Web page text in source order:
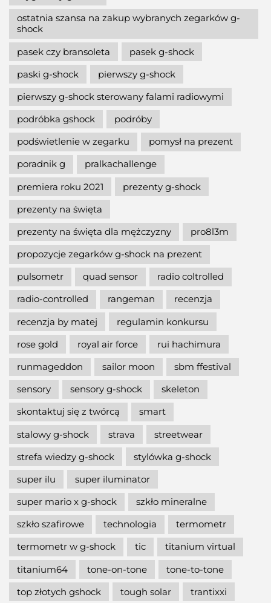
ostatnia szansa na zakup wybranych zegarków g-
shock
pasek czy bransoleta
pasek g-shock
paski g-shock
pierwszy g-shock
pierwszy g-shock sterowany falami radiowymi
podróbka gshock
podróby
podświetlenie w zegarku
pomysł na prezent
poradnik g
pralkachallenge
premiera roku 2021
prezenty g-shock
prezenty na święta
prezenty na święta dla mężczyzny
pro8l3m
propozycje zegarków g-shock na prezent
pulsometr
quad sensor
radio coltrolled
radio-controlled
rangeman
recenzja
recenzja by matej
regulamin konkursu
rose gold
royal air force
rui hachimura
runmageddon
sailor moon
sbm ffestival
sensory
sensory g-shock
skeleton
skontaktuj się z twórcą
smart
stalowy g-shock
strava
streetwear
strefa wiedzy g-shock
stylówka g-shock
super ilu
super iluminator
super mario x g-shock
szkło mineralne
szkło szafirowe
technologia
termometr
termometr w g-shock
tic
titanium virtual
titanium64
tone-on-tone
tone-to-tone
top złotych gshock
tough solar
trantixxi